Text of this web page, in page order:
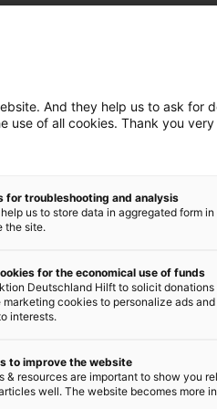
Unterkunft, die
haben, nicht ausreicht",
wie es die
Dadaab. Die
Viele Familien gehen
bekämpft
jedoch nicht getan. "Die
Vertreibunggenauer
mehr Menschen vertreiben.
werden, ihre
And they help us to ask for
use of all cookies. Thank you very
for troubleshooting and analysis
us to store data in aggregated form
the site.
for the economical use of funds
Deutschland Hilft to solicit
marketing cookies to personalize ads
interests.
to improve the website
& resources are important to show you
well. The website becomes more